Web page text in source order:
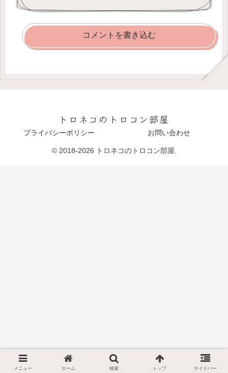
コメントを書き込む
トロネコのトロコン部屋
プライバシーポリシー お問い合わせ
© 2018-2026 トロネコのトロコン部屋.
メニュー ホーム 検索 トップ サイドバー